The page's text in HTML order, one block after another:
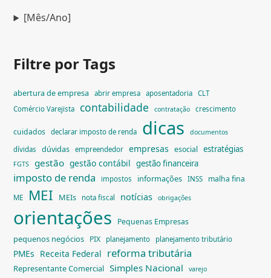
[Mês/Ano]
Filtre por Tags
abertura de empresa abrir empresa aposentadoria
CLT
Comércio Varejista
contabilidade contratação crescimento
cuidados declarar imposto de renda dicas documentos
dívidas dúvidas empreendedor empresas esocial estratégias
FGTS gestão gestão contábil gestão financeira
imposto de renda impostos informações INSS malha fina
ME MEI MEIs nota fiscal notícias obrigações
orientações Pequenas Empresas
pequenos negócios PIX planejamento planejamento tributário
PMEs Receita Federal reforma tributária
Representante Comercial Simples Nacional varejo